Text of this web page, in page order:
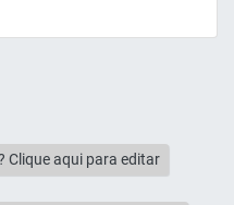
Clique aqui para editar